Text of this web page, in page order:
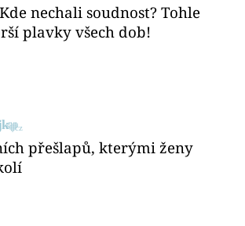
nechali soudnost? Tohle
plavky všech dob!
přešlapů, kterými ženy